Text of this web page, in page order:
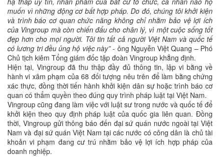
muốn vì những động cơ bất hợp pháp.Do đó, chúng tôi khởi kiện
và trình báo cơ quan chức năng không chỉ nhằm bảo vệ lợi ích
của Vingroup mà còn chiến đấu cho chân lý, vì một cuộc sống tốt
đẹp hơn cho mọi người. Tôi tin tất cả người Việt Nam và quốc tế
có lương tri đều ủng hộ việc này” - ông Nguyễn Việt Quang – Phó
Chủ tịch kiêm Tổng giám đốc tập đoàn Vingroup khẳng định.
Hiện tại, Vingroup đã thu thập đầy đủ thông tin, lập vi bằng về
hành vi xâm phạm của 68 đối tượng nêu trên để làm bằng chứng
xác thực, đồng thời tiến hành khởi kiện dân sự hoặc trình báo cơ
quan có thẩm quyền theo đúng quy trình pháp luật tại Việt Nam.
Vingroup cũng đang làm việc với luật sư trong nước và quốc tế để
khởi kiện theo quy định pháp luật của quốc gia liên quan. Đồng
thời, Vingroup gửi thông báo đến đại sứ quán nước ngoài tại Việt
Nam và đại sứ quán Việt Nam tại các nước có công dân là chủ tài
khoản vi phạm đang cư trú nhằm bảo vệ lợi ích hợp pháp của
doanh nghiệp.